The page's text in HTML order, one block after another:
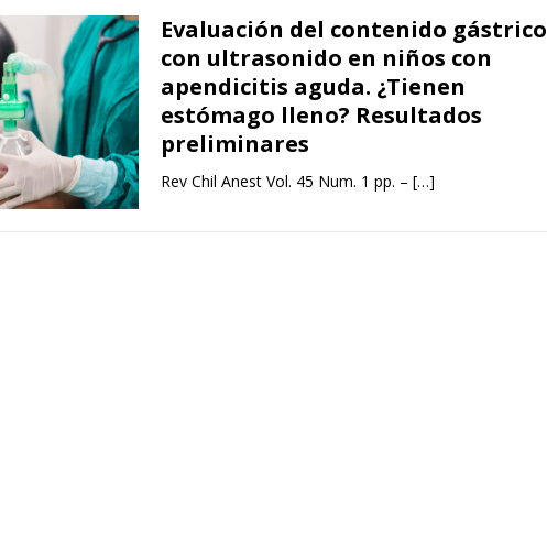
Evaluación del contenido gástrico
con ultrasonido en niños con
apendicitis aguda. ¿Tienen
estómago lleno? Resultados
preliminares
Rev Chil Anest Vol. 45 Num. 1 pp. – […]